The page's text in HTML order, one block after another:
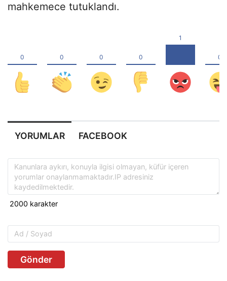
mahkemece tutuklandı.
YORUMLAR FACEBOOK
Gönder